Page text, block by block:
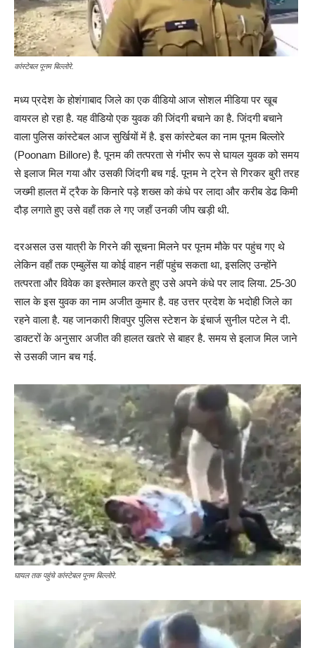
कांस्टेबल पूनम बिल्लोरे.
मध्य प्रदेश के होशंगाबाद जिले का एक वीडियो आज सोशल मीडिया पर खूब
वायरल हो रहा है. यह वीडियो एक युवक की जिंदगी बचाने का है. जिंदगी बचाने
वाला पुलिस कांस्टेबल आज सुर्खियों में है. इस कांस्टेबल का नाम पूनम बिल्लोरे
(Poonam Billore) है. पूनम की तत्परता से गंभीर रूप से घायल युवक को समय
से इलाज मिल गया और उसकी जिंदगी बच गई. पूनम ने ट्रेन से गिरकर बुरी तरह
जख्मी हालत में ट्रैक के किनारे पड़े शख्स को कंधे पर लादा और करीब डेढ किमी
दौड़ लगाते हुए उसे वहाँ तक ले गए जहाँ उनकी जीप खड़ी थी.
दरअसल उस यात्री के गिरने की सूचना मिलने पर पूनम मौके पर पहुंच गए थे
लेकिन वहाँ तक एम्बुलेंस या कोई वाहन नहीं पहुंच सकता था, इसलिए उन्होंने
तत्परता और विवेक का इस्तेमाल करते हुए उसे अपने कंधे पर लाद लिया. 25-30
साल के इस युवक का नाम अजीत कुमार है. वह उत्तर प्रदेश के भदोही जिले का
रहने वाला है. यह जानकारी शिवपुर पुलिस स्टेशन के इंचार्ज सुनील पटेल ने दी.
डाक्टरों के अनुसार अजीत की हालत खतरे से बाहर है. समय से इलाज मिल जाने
से उसकी जान बच गई.
घायल तक पहुंचे कांस्टेबल पूनम बिल्लोरे.